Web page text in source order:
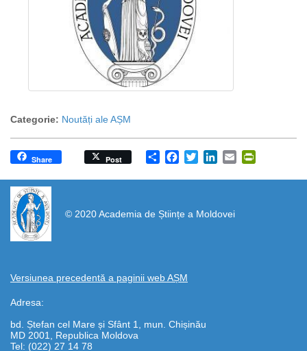
Categorie: Noutăți ale AȘM
Share
Share Post Facebook
TwitterLinkedIn
Email
© 2020 Academia de Științe a Moldovei
Versiunea precedentă a paginii web AȘM
Adresa:
bd. Ștefan cel Mare și Sfânt 1, mun. Chișinău
MD 2001, Republica Moldova
Tel: (022) 27 14 78
https://propletenie.ru/